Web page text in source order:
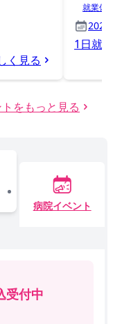
く見る
就業体
2026
1日就
をもっと見る
病院イベント
受付中